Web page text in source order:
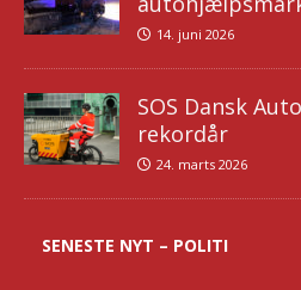
14. juni 2026
SOS Dansk
rekordår
24. marts 2026
SENESTE NYT – POLITI